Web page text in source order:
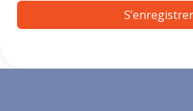
S’enregistrer